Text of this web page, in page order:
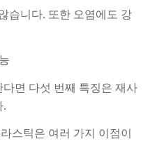
습니다. 또한 오염에도 강
면 다섯 번째 특징은 재사
.
스틱은 여러 가지 이점이